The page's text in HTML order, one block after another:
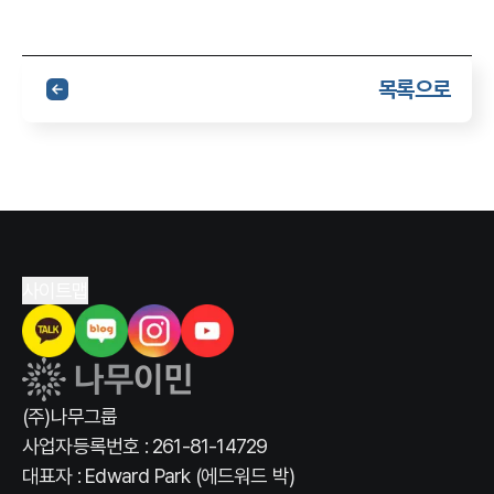
목록으로
(주)나무그룹
사업자등록번호 : 261-81-14729
대표자 : Edward Park (에드워드 박)